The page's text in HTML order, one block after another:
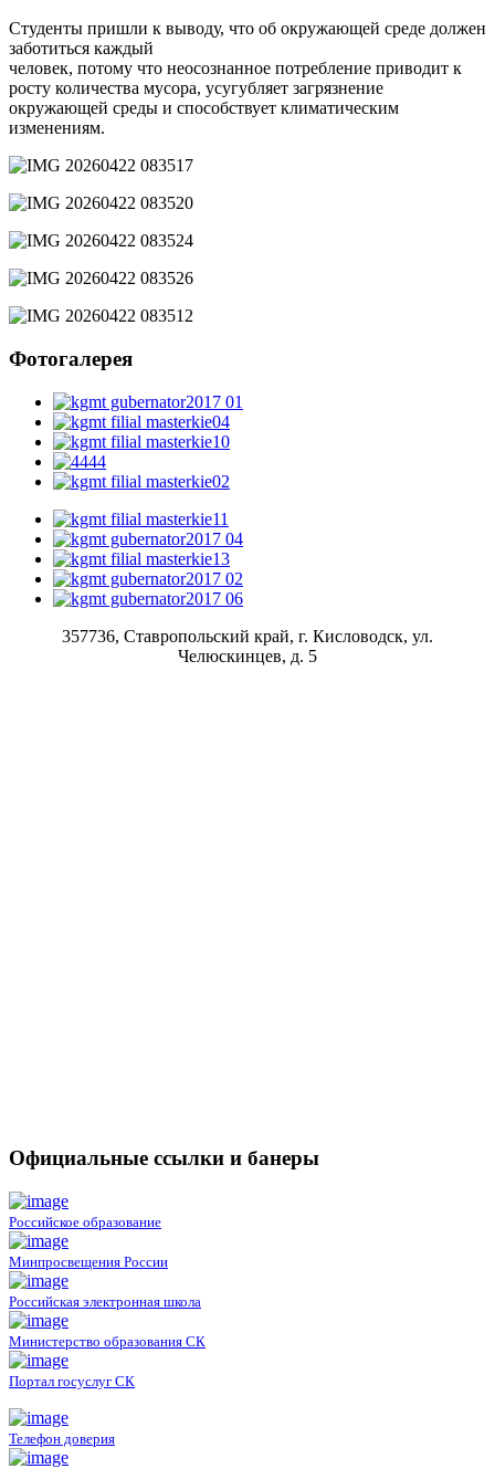
Студенты пришли к выводу, что об окружающей среде должен
заботиться каждый
человек, потому что неосознанное потребление приводит к
росту количества мусора, усугубляет загрязнение
окружающей среды и способствует климатическим
изменениям.
Фотогалерея
357736, Ставропольский край, г. Кисловодск, ул.
Челюскинцев, д. 5
Официальные ссылки и банеры
Российское образование
Минпросвещения России
Российская электронная школа
Министерство образования СК
Портал госуслуг СК
Телефон доверия